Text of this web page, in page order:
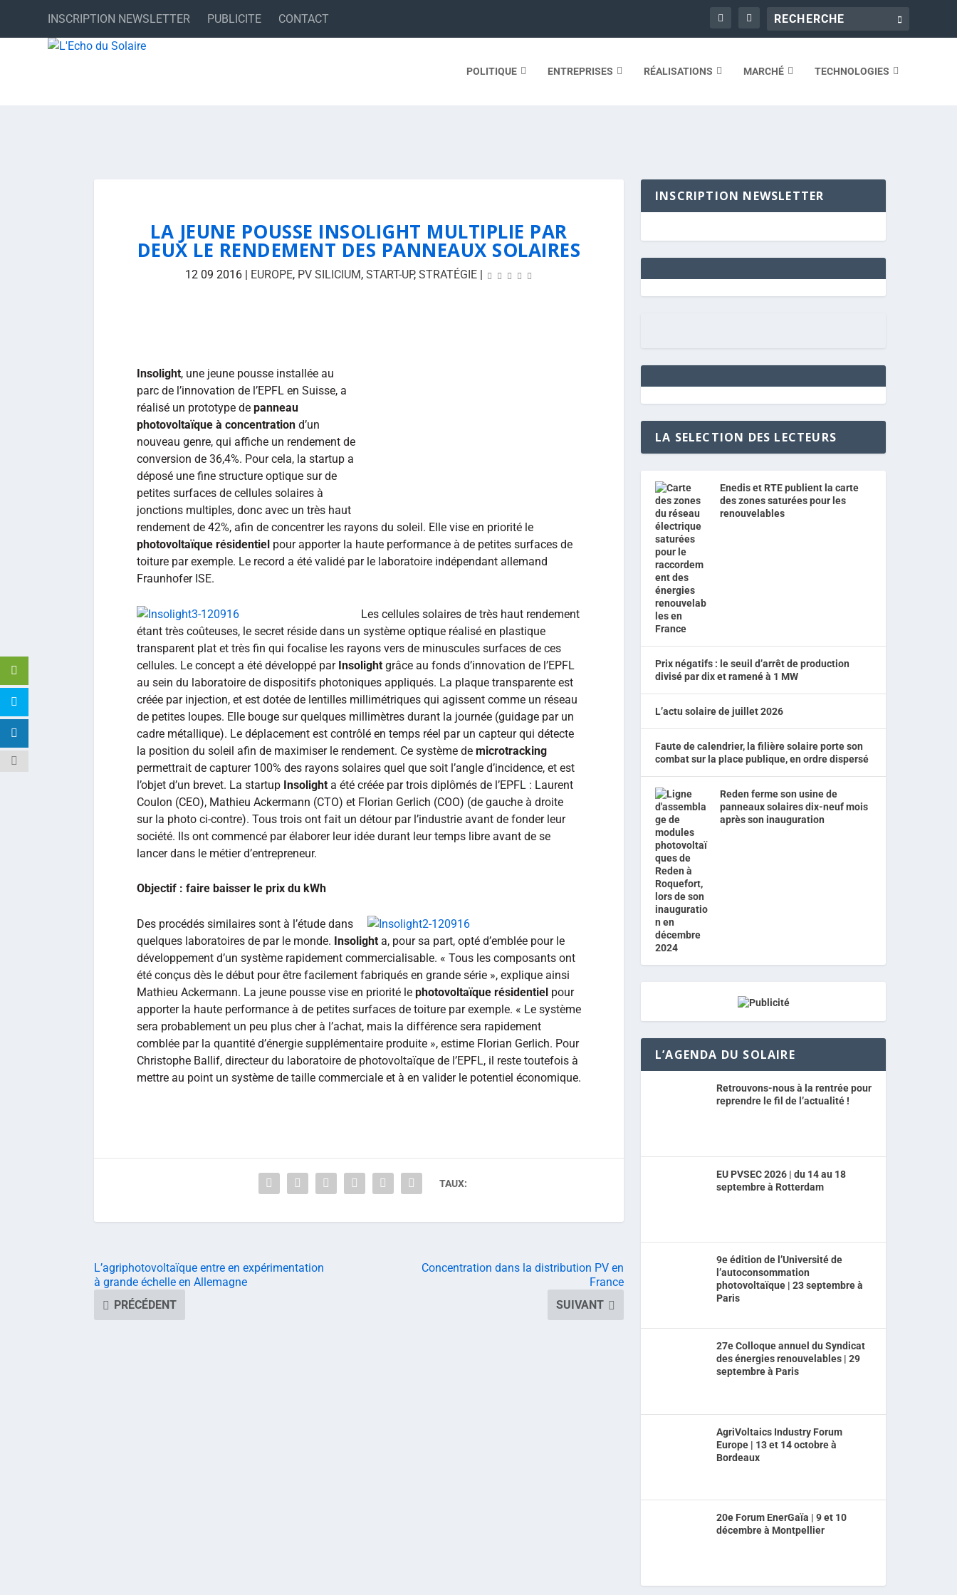
INSCRIPTION NEWSLETTER PUBLICITE CONTACT
POLITIQUE ENTREPRISES RÉALISATIONS MARCHÉ TECHNOLOGIES
LA JEUNE POUSSE INSOLIGHT MULTIPLIE PAR
DEUX LE RENDEMENT DES PANNEAUX SOLAIRES
12 09 2016 | EUROPE, PV SILICIUM, START-UP, STRATÉGIE |
Insolight, une jeune pousse installée au
parc de l’innovation de l’EPFL en Suisse, a
réalisé un prototype de panneau
photovoltaïque à concentration d’un
nouveau genre, qui affiche un rendement de
conversion de 36,4%. Pour cela, la startup a
déposé une fine structure optique sur de
petites surfaces de cellules solaires à
jonctions multiples, donc avec un très haut
rendement de 42%, afin de concentrer les rayons du soleil. Elle vise en priorité le
photovoltaïque résidentiel pour apporter la haute performance à de petites surfaces de
toiture par exemple. Le record a été validé par le laboratoire indépendant allemand
Fraunhofer ISE.
Les cellules solaires de très haut rendement
étant très coûteuses, le secret réside dans un système optique réalisé en plastique
transparent plat et très fin qui focalise les rayons vers de minuscules surfaces de ces
cellules. Le concept a été développé par Insolight grâce au fonds d’innovation de l’EPFL
au sein du laboratoire de dispositifs photoniques appliqués. La plaque transparente est
créée par injection, et est dotée de lentilles millimétriques qui agissent comme un réseau
de petites loupes. Elle bouge sur quelques millimètres durant la journée (guidage par un
cadre métallique). Le déplacement est contrôlé en temps réel par un capteur qui détecte
la position du soleil afin de maximiser le rendement. Ce système de microtracking
permettrait de capturer 100% des rayons solaires quel que soit l’angle d’incidence, et est
l’objet d’un brevet. La startup Insolight a été créée par trois diplômés de l’EPFL : Laurent
Coulon (CEO), Mathieu Ackermann (CTO) et Florian Gerlich (COO) (de gauche à droite
sur la photo ci-contre). Tous trois ont fait un détour par l’industrie avant de fonder leur
société. Ils ont commencé par élaborer leur idée durant leur temps libre avant de se
lancer dans le métier d’entrepreneur.
Objectif : faire baisser le prix du kWh
Des procédés similaires sont à l’étude dans
quelques laboratoires de par le monde. Insolight a, pour sa part, opté d’emblée pour le
développement d’un système rapidement commercialisable. « Tous les composants ont
été conçus dès le début pour être facilement fabriqués en grande série », explique ainsi
Mathieu Ackermann. La jeune pousse vise en priorité le photovoltaïque résidentiel pour
apporter la haute performance à de petites surfaces de toiture par exemple. « Le système
sera probablement un peu plus cher à l’achat, mais la différence sera rapidement
comblée par la quantité d’énergie supplémentaire produite », estime Florian Gerlich. Pour
Christophe Ballif, directeur du laboratoire de photovoltaïque de l’EPFL, il reste toutefois à
mettre au point un système de taille commerciale et à en valider le potentiel économique.
TAUX:
L’agriphotovoltaïque entre en expérimentation
à grande échelle en Allemagne
PRÉCÉDENT
Concentration dans la distribution PV en
France
SUIVANT
INSCRIPTION NEWSLETTER
LA SELECTION DES LECTEURS
Enedis et RTE publient la carte
des zones saturées pour les
renouvelables
Prix négatifs : le seuil d’arrêt de production
divisé par dix et ramené à 1 MW
L’actu solaire de juillet 2026
Faute de calendrier, la filière solaire porte son
combat sur la place publique, en ordre dispersé
Reden ferme son usine de
panneaux solaires dix-neuf mois
après son inauguration
L’AGENDA DU SOLAIRE
Retrouvons-nous à la rentrée pour
reprendre le fil de l’actualité !
EU PVSEC 2026 | du 14 au 18
septembre à Rotterdam
9e édition de l’Université de
l’autoconsommation
photovoltaïque | 23 septembre à
Paris
27e Colloque annuel du Syndicat
des énergies renouvelables | 29
septembre à Paris
AgriVoltaics Industry Forum
Europe | 13 et 14 octobre à
Bordeaux
20e Forum EnerGaïa | 9 et 10
décembre à Montpellier